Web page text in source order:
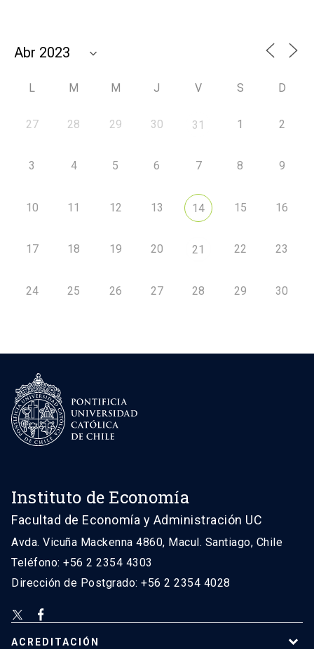
L M M J V S D
27 28 29 30 31 1 2
3 4 5 6 7 8 9
10 11 12 13 14 15 16
17 18 19 20 21 22 23
24 25 26 27 28 29 30
Instituto de Economía
Facultad de Economía y Administración UC
Avda. Vicuña Mackenna 4860, Macul. Santiago, Chile
Teléfono: +56 2 2354 4303
Dirección de Postgrado: +56 2 2354 4028
ACREDITACIÓN